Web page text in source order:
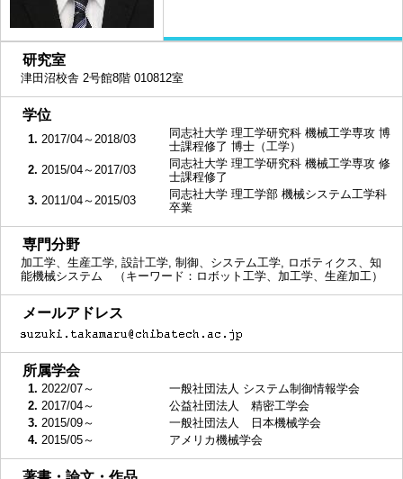
研究室
津田沼校舎 2号館8階 010812室
学位
1. 2017/04～2018/03
同志社大学 理工学研究科 機械工学専攻 博
士課程修了 博士（工学）
2. 2015/04～2017/03
同志社大学 理工学研究科 機械工学専攻 修
士課程修了
3. 2011/04～2015/03
同志社大学 理工学部 機械システム工学科
卒業
専門分野
加工学、生産工学, 設計工学, 制御、システム工学, ロボティクス、知
能機械システム （キーワード：ロボット工学、加工学、生産加工）
メールアドレス
所属学会
1. 2022/07～
一般社団法人 システム制御情報学会
2. 2017/04～
公益社団法人 精密工学会
3. 2015/09～
一般社団法人 日本機械学会
4. 2015/05～ アメリカ機械学会